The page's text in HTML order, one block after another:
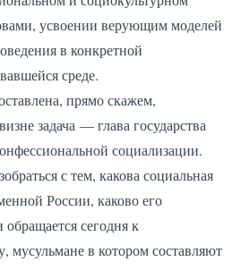
усвоении верующим моделей
в конкретной
среде.
прямо скажем,
задача — глава государства
социализации.
с тем, какова социальная
России, каково его
сегодня к
мусульмане в котором составляют